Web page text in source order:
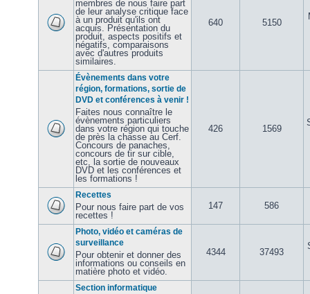
membres de nous faire part
de leur analyse critique face
à un produit qu'ils ont
acquis. Présentation du
produit, aspects positifs et
négatifs, comparaisons
avec d'autres produits
similaires.
640 5150
Évènements dans votre
région, formations, sortie de
DVD et conférences à venir !
Faites nous connaître le
évènements particuliers
dans votre région qui touche
de près la chasse au Cerf.
Concours de panaches,
concours de tir sur cible,
etc, la sortie de nouveaux
DVD et les conférences et
les formations !
426 1569
Recettes
Pour nous faire part de vos
recettes !
147 586
Photo, vidéo et caméras de
surveillance
Pour obtenir et donner des
informations ou conseils en
matière photo et vidéo.
4344 37493
Section informatique